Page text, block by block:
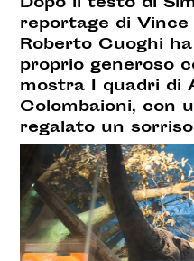
reportage di
Roberto Cuoghi
proprio generoso
mostra I quadri di
Colombaioni, con
regalato un